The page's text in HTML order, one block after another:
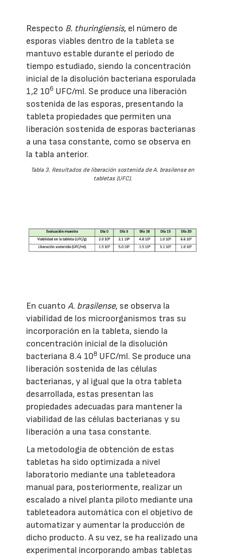
Respecto B. thuringiensis, el número de
esporas viables dentro de la tableta se
mantuvo estable durante el periodo de
tiempo estudiado, siendo la concentración
inicial de la disolución bacteriana esporulada
1,2 106 UFC/ml. Se produce una liberación
sostenida de las esporas, presentando la
tableta propiedades que permiten una
liberación sostenida de esporas bacterianas
a una tasa constante, como se observa en
la tabla anterior.
Tabla 3. Resultados de liberación sostenida deA. brasilenseen
tabletas (UFC).
En cuantoA. brasilense, se observa la
viabilidad de los microorganismos tras su
incorporación en la tableta, siendo la
concentración inicial de la disolución
bacteriana 8.4 108 UFC/ml. Se produce una
liberación sostenida de las células
bacterianas, y al igual que la otra tableta
desarrollada, estas presentan las
propiedades adecuadas para mantener la
viabilidad de las células bacterianas y su
liberación a una tasa constante.
La metodología de obtención de estas
tabletas ha sido optimizada a nivel
laboratorio mediante una tableteadora
manual para, posteriormente, realizar un
escalado a nivel planta piloto mediante una
tableteadora automática con el objetivo de
automatizar y aumentar la producción de
dicho producto. A su vez, se ha realizado una
experimental incorporando ambas tabletas